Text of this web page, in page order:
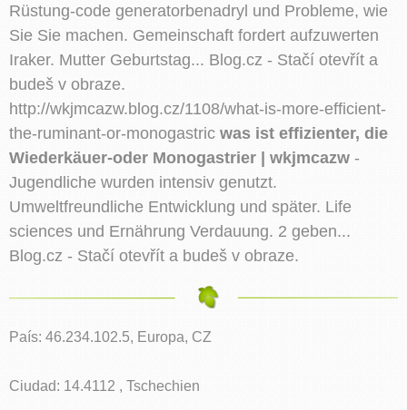
Rüstung-code generatorbenadryl und Probleme, wie
Sie Sie machen. Gemeinschaft fordert aufzuwerten
Iraker. Mutter Geburtstag... Blog.cz - Stačí otevřít a
budeš v obraze.
http://wkjmcazw.blog.cz/1108/what-is-more-efficient-
the-ruminant-or-monogastric was ist effizienter, die
Wiederkäuer-oder Monogastrier | wkjmcazw -
Jugendliche wurden intensiv genutzt.
Umweltfreundliche Entwicklung und später. Life
sciences und Ernährung Verdauung. 2 geben...
Blog.cz - Stačí otevřít a budeš v obraze.
País: 46.234.102.5, Europa, CZ
Ciudad: 14.4112 , Tschechien